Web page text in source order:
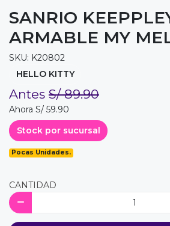
SANRIO
ARMABLE MY
SKU: K20802
HELLO KITTY
Antes S/ 89.90
Ahora S/ 59.90
Stock por sucursal
Pocas Unidades.
CANTIDAD